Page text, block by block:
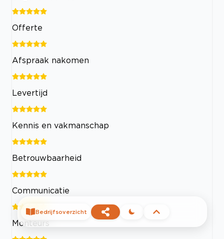
Offerte
Afspraak nakomen
Levertijd
Kennis en vakmanschap
Betrouwbaarheid
Communicatie
Monteurs
Bedrijfsoverzicht